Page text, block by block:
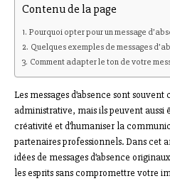
Contenu de la page
Pourquoi opter pour un message
Quelques exemples de messages
Comment adapter le ton de votre
Les messages d’absence sont
administrative, mais ils peuvent aussi
créativité et d’humaniser la
partenaires professionnels. Dans cet
idées de messages d’absence
les esprits sans compromettre votre